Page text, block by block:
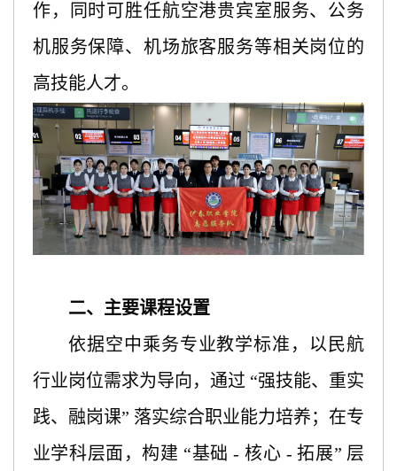
作，同时可胜任航空港贵宾室服务、公务
机服务保障、机场旅客服务等相关岗位的
高技能人才。
二、主要课程设置
依据空中乘务专业教学标准，以民航
行业岗位需求为导向，通过 “强技能、重实
践、融岗课” 落实综合职业能力培养；在专
业学科层面，构建 “基础 - 核心 - 拓展” 层